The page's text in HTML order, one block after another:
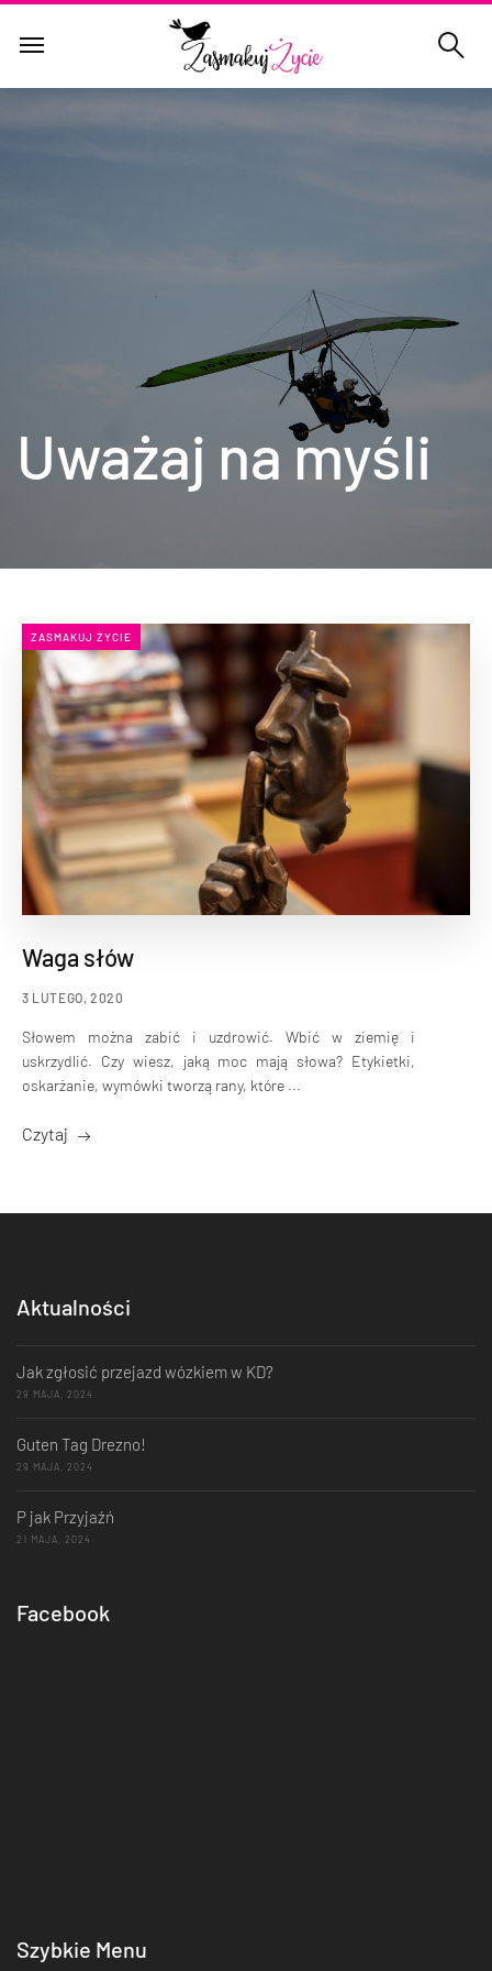
Uważaj na myśli
ZASMAKUJ ŻYCIE
Waga słów
3 LUTEGO, 2020
Słowem można zabić i uzdrowić. Wbić w ziemię i
uskrzydlić. Czy wiesz, jaką moc mają słowa? Etykietki,
oskarżanie, wymówki tworzą rany, które ...
Czytaj
Aktualności
Jak zgłosić przejazd wózkiem w KD?
29 MAJA, 2024
Guten Tag Drezno!
29 MAJA, 2024
P jak Przyjaźń
21 MAJA, 2024
Facebook
Szybkie Menu